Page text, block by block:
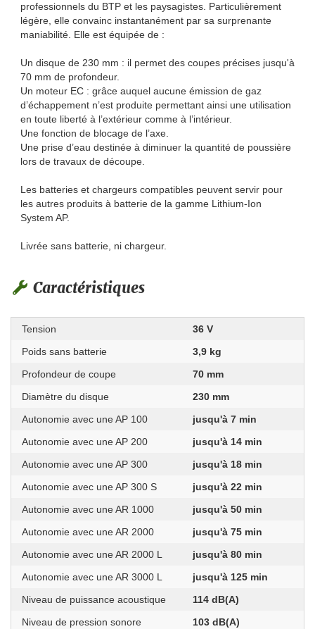
professionnels du BTP et les paysagistes. Particulièrement
légère, elle convainc instantanément par sa surprenante
maniabilité. Elle est équipée de :
Un disque de 230 mm : il permet des coupes précises jusqu'à
70 mm de profondeur.
Un moteur EC : grâce auquel aucune émission de gaz
d’échappement n’est produite permettant ainsi une utilisation
en toute liberté à l’extérieur comme à l’intérieur.
Une fonction de blocage de l’axe.
Une prise d’eau destinée à diminuer la quantité de poussière
lors de travaux de découpe.
Les batteries et chargeurs compatibles peuvent servir pour
les autres produits à batterie de la gamme Lithium-Ion
System AP.
Livrée sans batterie, ni chargeur.
Caractéristiques
Tension
36 V
Poids sans batterie
3,9 kg
Profondeur de coupe
70 mm
Diamètre du disque
230 mm
Autonomie avec une AP 100
jusqu'à 7 min
Autonomie avec une AP 200
jusqu'à 14 min
Autonomie avec une AP 300
jusqu'à 18 min
Autonomie avec une AP 300 S
jusqu'à 22 min
Autonomie avec une AR 1000
jusqu'à 50 min
Autonomie avec une AR 2000
jusqu'à 75 min
Autonomie avec une AR 2000 L
jusqu'à 80 min
Autonomie avec une AR 3000 L
jusqu'à 125 min
Niveau de puissance acoustique
114 dB(A)
Niveau de pression sonore
103 dB(A)